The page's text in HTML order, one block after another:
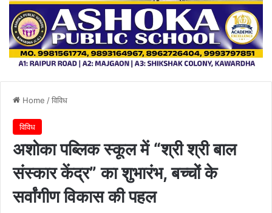
Home /विविध
विविध
अशोका पब्लिक स्कूल में “श्री श्री बाल
संस्कार केंद्र” का शुभारंभ, बच्चों के
सर्वांगीण विकास की पहल